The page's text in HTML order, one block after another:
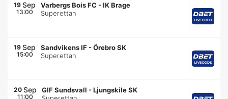
19 Sep
13:00
Varbergs Bois FC -IK Brage
Superettan
19 Sep
15:00
Sandvikens IF -Örebro SK
Superettan
20 Sep
11:00
GIF Sundsvall -Ljungskile SK